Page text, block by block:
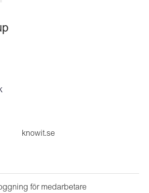
knowit.se
för medarbetare